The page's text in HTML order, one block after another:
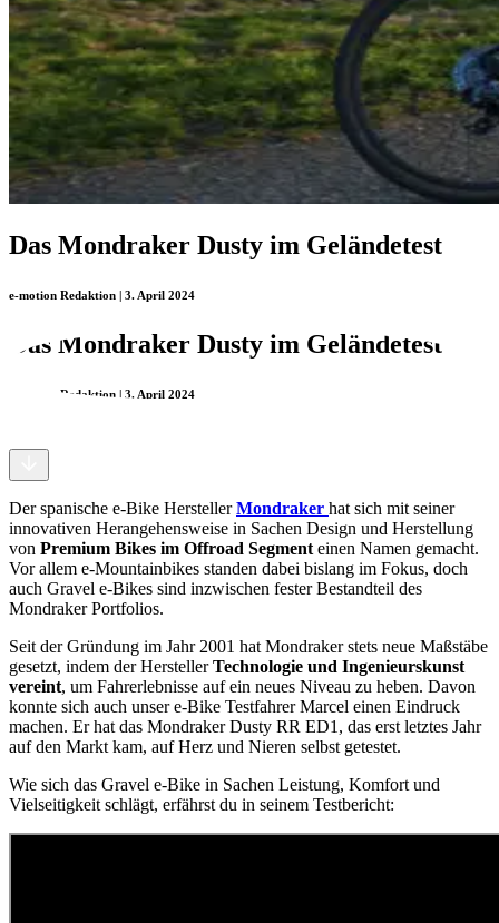
Das Mondraker Dusty im Geländetest
e-motion Redaktion | 3. April 2024
Das Mondraker Dusty im Geländetest
e-motion Redaktion | 3. April 2024
Der spanische e-Bike HerstellerMondraker hat sich mit seiner
innovativen Herangehensweise in Sachen Design und Herstellung
von Premium Bikes im Offroad Segment einen Namen gemacht.
Vor allem e-Mountainbikes standen dabei bislang im Fokus, doch
auch Gravel e-Bikes sind inzwischen fester Bestandteil des
Mondraker Portfolios.
Seit der Gründung im Jahr 2001 hat Mondraker stets neue Maßstäbe
gesetzt, indem der HerstellerTechnologie und Ingenieurskunst
vereint, um Fahrerlebnisse auf ein neues Niveau zu heben. Davon
konnte sich auch unser e-Bike Testfahrer Marcel einen Eindruck
machen. Er hat das Mondraker Dusty RR ED1, das erst letztes Jahr
auf den Markt kam, auf Herz und Nieren selbst getestet.
Wie sich das Gravel e-Bike in Sachen Leistung, Komfort und
Vielseitigkeit schlägt, erfährst du in seinem Testbericht: